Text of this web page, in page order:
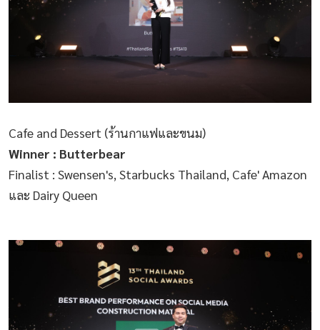
Cafe and Dessert (ร้านกาแฟและขนม)
Winner : Butterbear
Finalist : Swensen's, Starbucks Thailand, Cafe' Amazon
และ Dairy Queen